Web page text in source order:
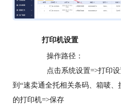
打印机设置
操作路径：
点击系统设置=>打印
到“速卖通全托相关条码、箱唛、
的打印机=>保存